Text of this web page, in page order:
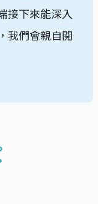
接下來能深入
我們會親自閱